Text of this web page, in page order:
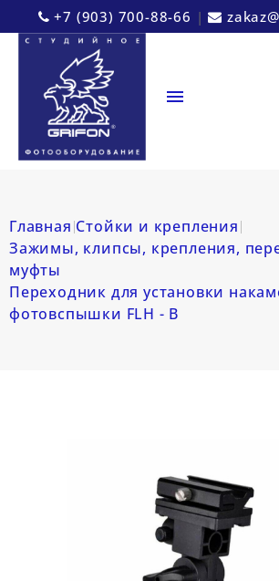
+7 (903) 700-88-66 |

Главная Стойки и крепления
Зажимы, клипсы, крепления,
муфты
Переходник для установки
фотовспышки FLH - B